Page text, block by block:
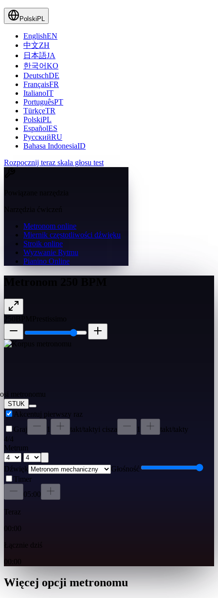
Polski PL
EnglishEN
中文ZH
日本語JA
한국어KO
DeutschDE
FrançaisFR
ItalianoIT
PortuguêsPT
TürkçeTR
PolskiPL
EspañolES
РусскийRU
Bahasa IndonesiaID
Rozpocznij teraz skala głosu test
Powiązane narzędzia
Narzędzia ćwiczeń
Metronom online
Miernik częstotliwości dźwięku
Stroik online
Wyzwanie Rytmu
Pianino Online
STUK
Akcentuj pierwszy raz
Graj
1 takt/taktyi cisza 1
takt/takty
4/4
Metrum
/
Dźwięk
Głośność
Timer
05:00
Teraz
00:00
Łącznie dziś
00:00
Więcej opcji metronomu